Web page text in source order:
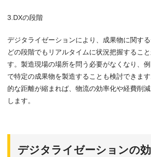
3.DXの段階
デジタライゼーションにより、成果物に関する
どの段階でもリアルタイムに状況把握するこ
す。製造現場の場所を問う必要がなくなり、
で特定の成果物を製造することも検討できま
的な距離が縮まれば、物流の効率化や経費削
します。
デジタライゼーションの